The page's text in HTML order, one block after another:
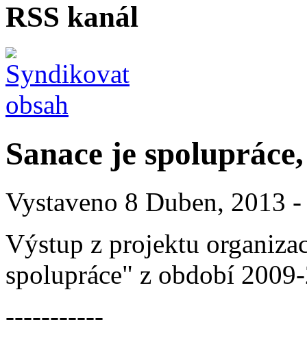
RSS kanál
Sanace je
Vystaveno 8 Duben, 2013
Výstup z projektu
spolupráce" z období
-----------